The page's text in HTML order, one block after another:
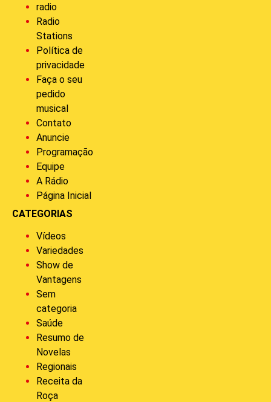
radio
Radio
Stations
Política de
privacidade
Faça o seu
pedido
musical
Contato
Anuncie
Programação
Equipe
A Rádio
Página Inicial
CATEGORIAS
Vídeos
Variedades
Show de
Vantagens
Sem
categoria
Saúde
Resumo de
Novelas
Regionais
Receita da
Roça